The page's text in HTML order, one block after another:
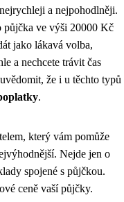
a nejpohodlněji.
půjčka ve výši 20000 Kč
jako lákavá volba,
a nechcete trávit čas
že i u těchto typů
.
který vám pomůže
Nejde jen o
spojené s půjčkou.
ceně vaší půjčky.